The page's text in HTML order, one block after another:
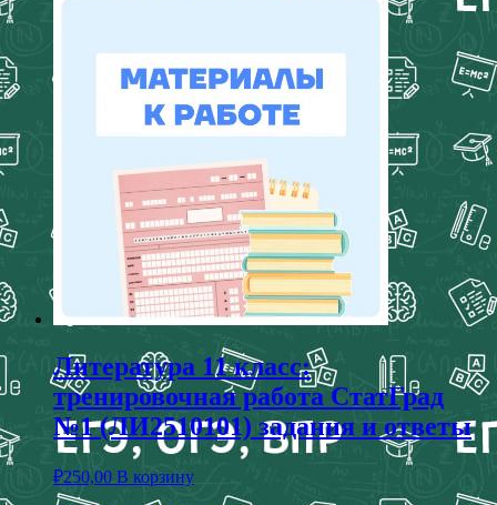
Литература 11 класс:
тренировочная работа СтатГрад
№1 (ЛИ2510101) задания и ответы
₽250,00 В корзину